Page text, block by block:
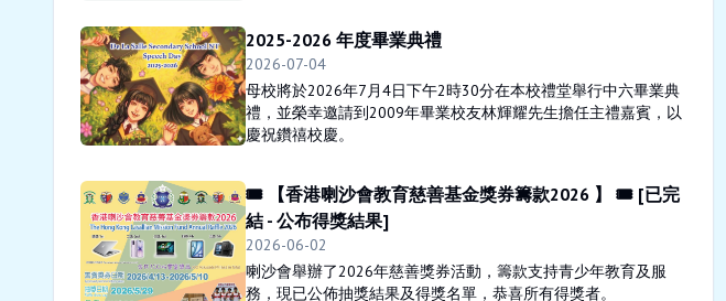
2025-2026 年度畢業典禮
2026-07-04
母校將於2026年7月4日下午2時30分在本校禮堂舉行中六畢業典
禮，並榮幸邀請到2009年畢業校友林輝耀先生擔任主禮嘉賓，以
慶祝鑽禧校慶。
🎟️ 【香港喇沙會教育慈善基金獎券籌款2026 】 🎟️ [已完
結 - 公布得獎結果]
2026-06-02
喇沙會舉辦了2026年慈善獎券活動，籌款支持青少年教育及服
務，現已公佈抽獎結果及得獎名單，恭喜所有得獎者。